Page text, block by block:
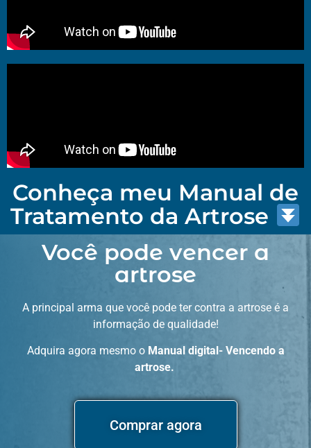
Conheça meu Manual de
Tratamento da Artrose
Você pode vencer a
artrose
A principal arma que você pode ter contra a artrose é a
informação de qualidade!
Adquira agora mesmo o Manual digital- Vencendo a
artrose.
Comprar agora